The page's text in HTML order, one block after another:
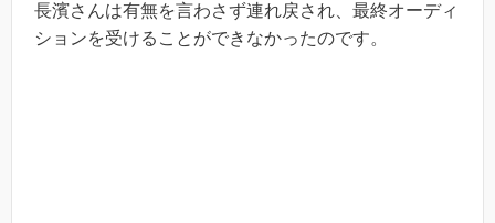
長濱さんは有無を言わさず連れ戻され、最終オーディ
ションを受けることができなかったのです。